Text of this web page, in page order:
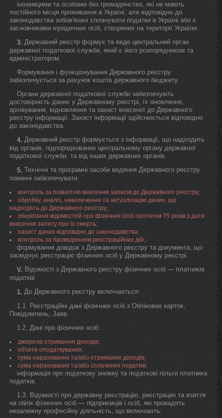
іноземцями та особами без громадянства, які не мають
постійного місця проживання в Україні, але відповідно до
законодавства зобов'язані сплачувати податки в Україні або є
засновниками юридичних осіб, створених на території України.
3. Державний реєстр формує та веде центральний орган
державної податкової служби, який є його розпорядником та
адміністратором.
Формування і функціонування Державного реєстру
забезпечується за рахунок коштів державного бюджету.
Органи державної податкової служби забезпечують
достовірність даних у Державному реєстрі, їх оновлення,
архівування, відновлення та захист внесеної до Державного
реєстру інформації. Захист інформації здійснюється відповідно
до законодавства.
4. Державний реєстр формується з інформації, що надходить
від органів, підпорядкованих центральному органу державної
податкової служби, та від інших державних органів.
5. Технічні та програмні засоби ведення Державного реєстру
повинні забезпечувати:
контроль за повнотою внесення записів до Державного реєстру;
обробку, аналіз, накопичення та актуалізацію даних, що
надходять до Державного реєстру;
зберігання відомостей про фізичних осіб протягом 75 років з дати
внесення запису про їх смерть;
захист даних відповідно до законодавства;
контроль за проведенням реєстраційних дій;
формування довідок з Державного реєстру та документа, що
засвідчує реєстрацію фізичних осіб у Державному реєстрі.
V. Відомості з Державного реєстру фізичних осіб — платників
податків
1. До Державного реєстру включаються:
1.1. Реєстраційні дані фізичних осіб з Облікових карток,
Повідомлень, Заяв.
1.2. Дані про фізичних осіб:
джерела отримання доходів;
об'єкти оподаткування;
сума нарахованих та/або отриманих доходів;
сума нарахованих та/або сплачених податків;
інформація про податкову знижку та податкові пільги платника
податків.
1.3. Відомості про державну реєстрацію, реєстрацію та взяття
на облік фізичних осіб — підприємців і осіб, які провадять
незалежну професійну діяльність, що включають: